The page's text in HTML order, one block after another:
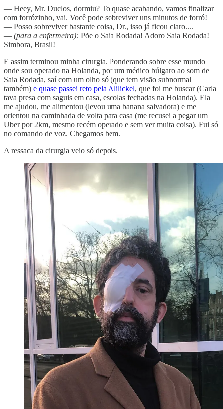
— Heey, Mr. Duclos, dormiu? To quase acabando, vamos finalizar
com forrózinho, vai. Você pode sobreviver uns minutos de forró!
— Posso sobreviver bastante coisa, Dr., isso já ficou claro....
— (para a enfermeira): Põe o Saia Rodada! Adoro Saia Rodada!
Simbora, Brasil!
E assim terminou minha cirurgia. Ponderando sobre esse mundo
onde sou operado na Holanda, por um médico búlgaro ao som de
Saia Rodada, saí com um olho só (que tem visão subnormal
também) e quase passei reto pela Alilickel, que foi me buscar (Carla
tava presa com saguis em casa, escolas fechadas na Holanda). Ela
me ajudou, me alimentou (levou uma banana salvadora) e me
orientou na caminhada de volta para casa (me recusei a pegar um
Uber por 2km, mesmo recém operado e sem ver muita coisa). Fui só
no comando de voz. Chegamos bem.
A ressaca da cirurgia veio só depois.